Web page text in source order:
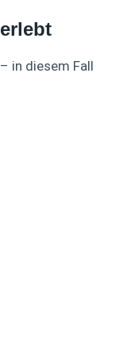
in diesem Fall